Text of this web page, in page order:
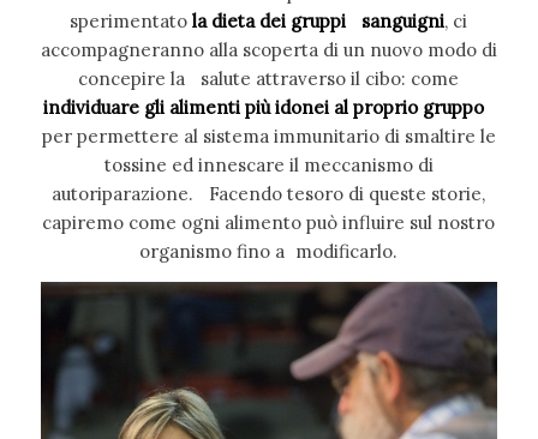
sperimentatola dieta dei gruppi sanguigni, ci
accompagneranno alla scoperta di un nuovo modo di
concepire la salute attraverso il cibo: come
individuare gli alimenti più idonei al proprio gruppo
per permettere al sistema immunitario di smaltire le
tossine ed innescare il meccanismo di
autoriparazione. Facendo tesoro di queste storie,
capiremo come ogni alimento può influire sul nostro
organismo fino a modificarlo.